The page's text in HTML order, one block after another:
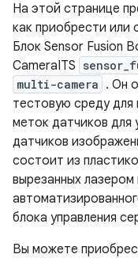
На этой странице
как приобрести или
Блок Sensor Fusion
CameraITS
multi-camera . Он
тестовую среду для
меток датчиков для
датчиков
состоит из
вырезанных
блока управления
Вы можете